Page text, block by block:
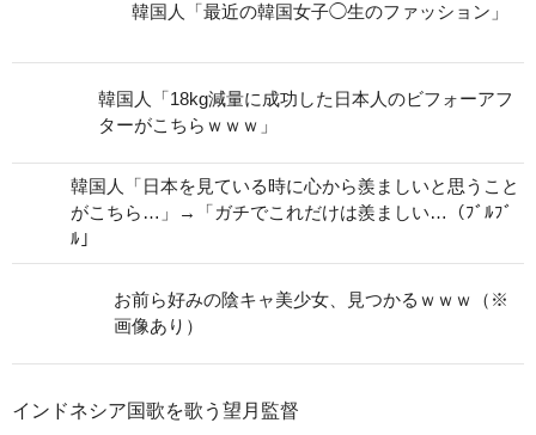
韓国人「最近の韓国女子◯生のファッション」
韓国人「18kg減量に成功した日本人のビフォーアフ
ターがこちらｗｗｗ」
韓国人「日本を見ている時に心から羨ましいと思うこと
がこちら…」→「ガチでこれだけは羨ましい…（ﾌﾞﾙﾌﾞ
ﾙ」
お前ら好みの陰キャ美少女、見つかるｗｗｗ（※
画像あり）
インドネシア国歌を歌う望月監督